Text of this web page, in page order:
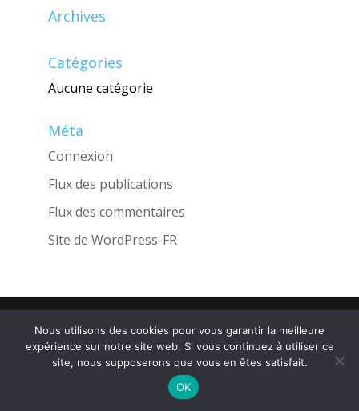
Archives
Catégories
Aucune catégorie
Méta
Connexion
Flux des publications
Flux des commentaires
Site de WordPress-FR
Nous utilisons des cookies pour vous garantir la meilleure
expérience sur notre site web. Si vous continuez à utiliser ce
site, nous supposerons que vous en êtes satisfait.
OK